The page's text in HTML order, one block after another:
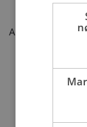
Application